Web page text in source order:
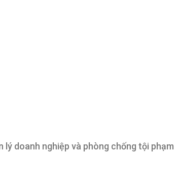
lý doanh nghiệp và phòng chống tội phạm